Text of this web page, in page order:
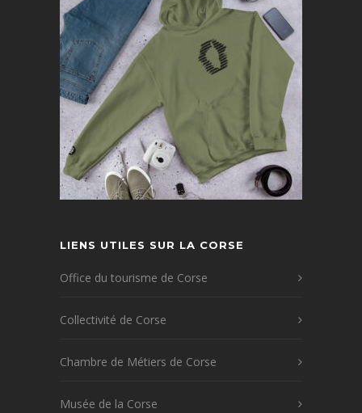
LIENS UTILES SUR LA CORSE
Office du tourisme de Corse
Collectivité de Corse
Chambre de Métiers de Corse
Musée de la Corse